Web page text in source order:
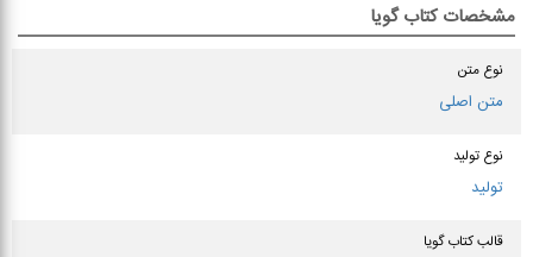
مشخصات کتاب گویا
نوع متن
متن اصلی
نوع تولید
تولید
قالب کتاب گویا